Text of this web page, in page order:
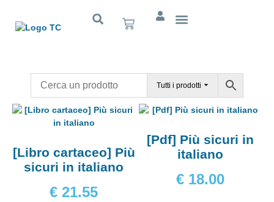
Tutti i prodotti
[Libro cartaceo] Più
sicuri in italiano
€ 21.55
[Pdf] Più sicuri in
italiano
€18.00